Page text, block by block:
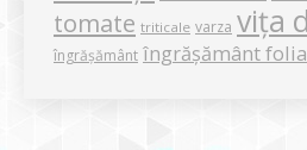
tomate triticale varza vița
îngrășământ îngrășământ